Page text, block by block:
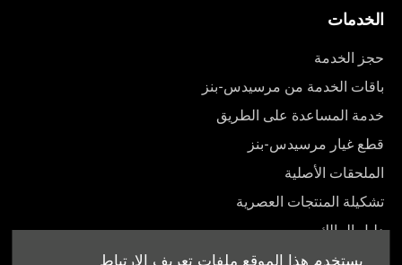
يستخدم هذا الموقع ملفات تعريف الارتباط
الخدمات
حجز الخدمة
باقات الخدمة من مرسيدس-بنز
خدمة المساعدة على الطريق
قطع غيار مرسيدس-بنز
الملحقات الأصلية
تشكيلة المنتجات العصرية
دليل المالك